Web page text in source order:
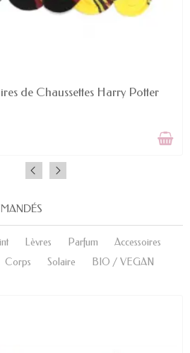
AVEC D'AUTRES OPTIONS
de Chaussettes Harry Potter
Lèvres Parfum
Accessoires
Corps Solaire BIO / VEGAN